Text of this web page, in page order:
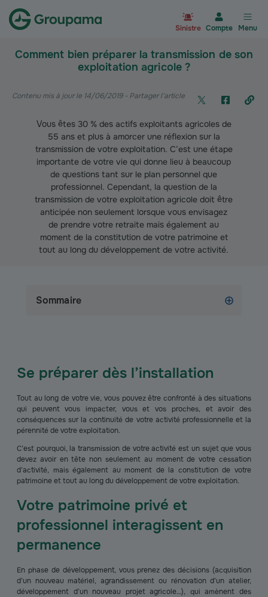
Sinistre Compte Menu
Comment bien préparer la transmission de son
exploitation agricole ?
Contenu mis à jour le 14/06/2019- Partager l'article
Vous êtes 30 % des actifs exploitants agricoles de
55 ans et plus à amorcer une réflexion sur la
transmission de votre exploitation. C’est une étape
importante de votre vie qui donne lieu à beaucoup
de questions tant sur le plan personnel que
professionnel. Cependant, la question de la
transmission de votre exploitation agricole doit être
anticipée non seulement lorsque vous envisagez
de prendre votre retraite mais également au
moment de la constitution de votre patrimoine et
tout au long du développement de votre activité.
Sommaire
Se préparer dès l’installation
Tout au long de votre vie, vous pouvez être confronté à des situations
qui peuvent vous impacter, vous et vos proches, et avoir des
conséquences sur la continuité de votre activité professionnelle et la
pérennité de votre exploitation.
C’est pourquoi, la transmission de votre activité est un sujet que vous
devez avoir en tête non seulement au moment de votre cessation
d’activité, mais également au moment de la constitution de votre
patrimoine et tout au long du développement de votre exploitation.
Votre patrimoine privé et
professionnel interagissent en
permanence
En phase de développement, vous prenez des décisions (acquisition
d’un nouveau matériel, agrandissement ou rénovation d’un atelier,
développement d’un nouveau projet agricole…), qui amènent des